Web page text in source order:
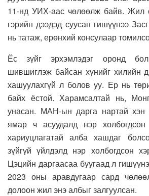
11-нд УИХ-аас чөлөөлж байв. Жил
гэрийн дээдэд суусан гишүүнээ
нь татаж, ерөнхий консулаар
Ёс зүйг эрхэмлэдэг оронд
шившиглэж байсан хүнийг хилийн
хашуулахгүй л болов уу. Ер нь
байх ёстой. Харамсалтай нь,
унасан. МАН-ын дарга нартай
ямар ч асуудалд нэр холбогдсон
хариуцлагатай алба хашдаг
зүйгүй үйлдэлд нэр холбогдсон
Цэцийн даргаасаа буугаад л
2023 оны аравдугаар сард
долоон жил энэ албыг залгуулсан.